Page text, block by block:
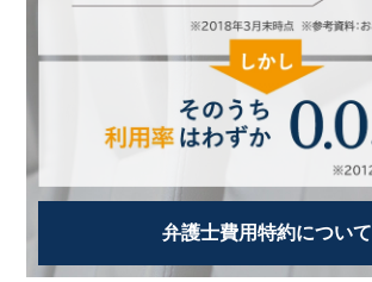
弁護士費用特約について